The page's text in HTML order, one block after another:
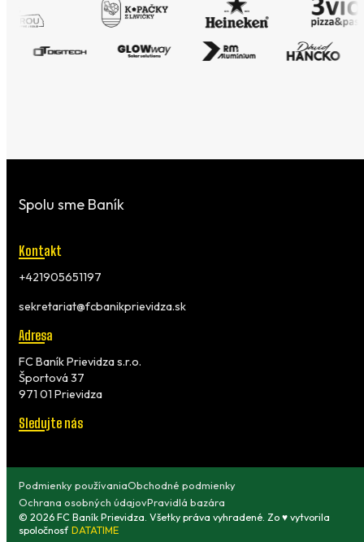
Spolu sme Baník
Kontakt
+421905651197
sekretariat@fcbanikprievidza.sk
Adresa
FC Baník Prievidza s.r.o.
Športová 37
971 01 Prievidza
Sledujte nás
© 2026 FC Baník Prievidza. Všetky práva vyhradené. Zo ♥ vytvorila
spoločnosť DATATIME
Podmienky používaniaObchodné podmienky
Ochrana osobných údajovPravidlá bazára